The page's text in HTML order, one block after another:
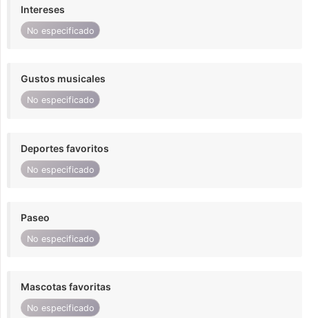
Intereses
No especificado
Gustos musicales
No especificado
Deportes favoritos
No especificado
Paseo
No especificado
Mascotas favoritas
No especificado